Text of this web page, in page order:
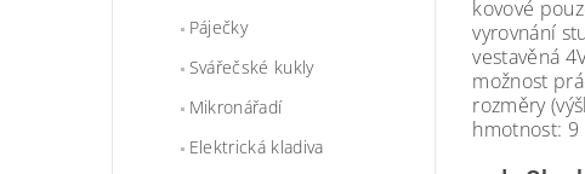
Páječky
Svářečské kukly
Mikronářadí
Elektrická kladiva
kovové
vyrovnání
vestavěná
možnost
rozměry
hmotnost: 9